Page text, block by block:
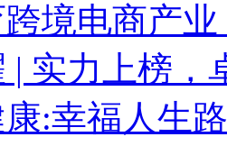
境电商产业
| 实力上榜，
:幸福人生路